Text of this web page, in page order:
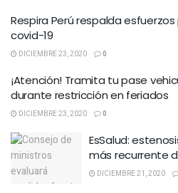
Respira Perú respalda
covid-19
DICIEMBRE 23, 2020 0
¡Atención! Tramita tu pase
durante restricción en feriados
DICIEMBRE 23, 2020 0
EsSalud:
más recurrente
DICIEMBRE 21, 2020